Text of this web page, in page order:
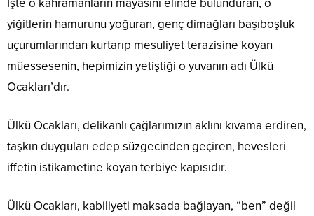
yiğitlerin hamurunu yoğuran, genç dimağları başıboşluk
uçurumlarından kurtarıp mesuliyet terazisine koyan
müessesenin, hepimizin yetiştiği o yuvanın adı Ülkü
Ocakları’dır.
Ülkü Ocakları, delikanlı çağlarımızın aklını kıvama erdiren,
taşkın duyguları edep süzgecinden geçiren, hevesleri
iffetin istikametine koyan terbiye kapısıdır.
Ülkü Ocakları, kabiliyeti maksada bağlayan, “ben” değil